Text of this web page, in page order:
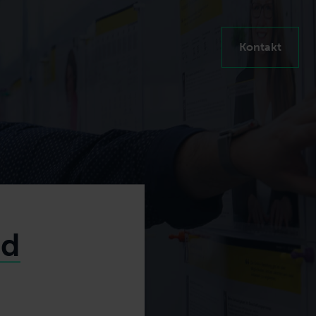
Kontakt
steigern